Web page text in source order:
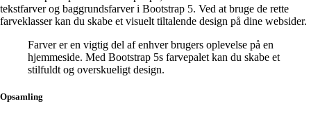
tekstfarver og baggrundsfarver i Bootstrap 5. Ved at bruge de rette
farveklasser kan du skabe et visuelt tiltalende design på dine websider.
Farver er en vigtig del af enhver brugers oplevelse på en
hjemmeside. Med Bootstrap 5s farvepalet kan du skabe et
stilfuldt og overskueligt design.
Opsamling